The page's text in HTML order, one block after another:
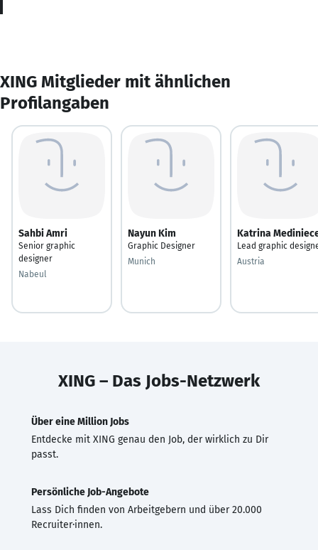
XING Mitglieder mit ähnlichen
Profilangaben
Sahbi Amri
Senior graphic
designer
Nabeul
Nayun Kim
Graphic Designer
Munich
Katrina
Lead graphic
Austria
XING – Das Jobs-Netzwerk
Über eine Million Jobs
Entdecke mit XING genau den Job, der wirklich zu Dir
passt.
Persönliche Job-Angebote
Lass Dich finden von Arbeitgebern und über 20.000
Recruiter·innen.